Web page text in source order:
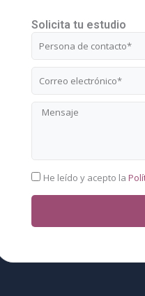
Solicita tu estudio
Nombre
Correo
electrónico
Mensaje
RGPD
He leído y acepto la